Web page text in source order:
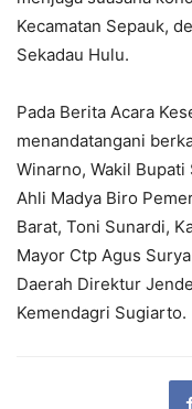
Kecamatan Sepauk,
Sekadau Hulu.
Pada Berita Acara
menandatangani
Winarno, Wakil
Ahli Madya Biro
Barat, Toni Sunardi,
Mayor Ctp Agus
Daerah Direktur
Kemendagri Sugiarto.